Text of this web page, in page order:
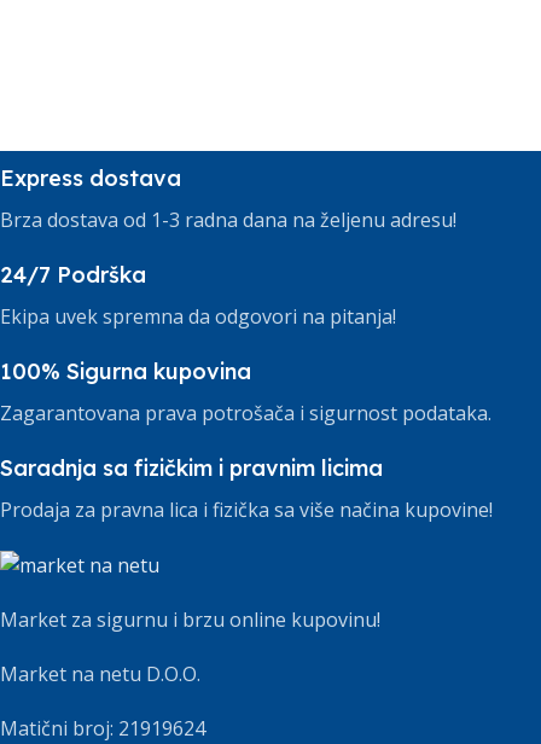
Express dostava
Brza dostava od 1-3 radna dana na željenu adresu!
24/7 Podrška
Ekipa uvek spremna da odgovori na pitanja!
100% Sigurna kupovina
Zagarantovana prava potrošača i sigurnost podataka.
Saradnja sa fizičkim i pravnim licima
Prodaja za pravna lica i fizička sa više načina kupovine!
Market za sigurnu i brzu online kupovinu!
Market na netu D.O.O.
Matični broj: 21919624